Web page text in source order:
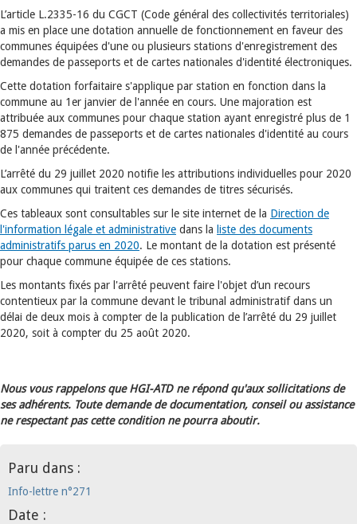
L’article L.2335-16 du CGCT (Code général des collectivités territoriales)
a mis en place une dotation annuelle de fonctionnement en faveur des
communes équipées d'une ou plusieurs stations d'enregistrement des
demandes de passeports et de cartes nationales d'identité électroniques.
Cette dotation forfaitaire s'applique par station en fonction dans la
commune au 1er janvier de l'année en cours. Une majoration est
attribuée aux communes pour chaque station ayant enregistré plus de 1
875 demandes de passeports et de cartes nationales d'identité au cours
de l'année précédente.
L’arrêté du 29 juillet 2020 notifie les attributions individuelles pour 2020
aux communes qui traitent ces demandes de titres sécurisés.
Ces tableaux sont consultables sur le site internet de la Direction de
l'information légale et administrative dans la liste des documents
administratifs parus en 2020. Le montant de la dotation est présenté
pour chaque commune équipée de ces stations.
Les montants fixés par l'arrêté peuvent faire l'objet d’un recours
contentieux par la commune devant le tribunal administratif dans un
délai de deux mois à compter de la publication de l’arrêté du 29 juillet
2020, soit à compter du 25 août 2020.
Nous vous rappelons que HGI-ATD ne répond qu'aux sollicitations de
ses adhérents. Toute demande de documentation, conseil ou assistance
ne respectant pas cette condition ne pourra aboutir.
Paru dans :
Info-lettre n°271
Date :